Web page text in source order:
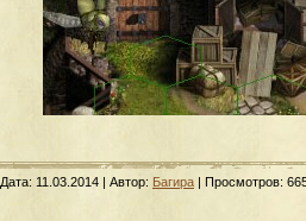
Дата: 11.03.2014 | Автор: Багира | Просмотров: